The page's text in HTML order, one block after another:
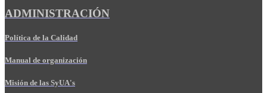
ADMINISTRACIÓN
Política de la Calidad
Manual de organización
Misión de las SyUA's